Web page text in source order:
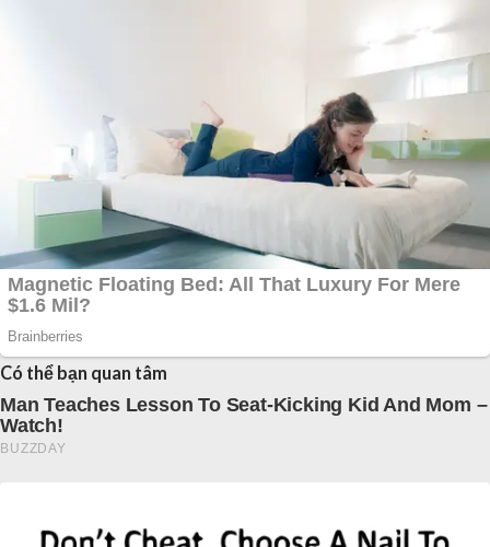
Có thể bạn quan tâm